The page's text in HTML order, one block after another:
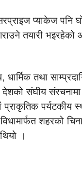
प्याकेज पनि
तयारी
तथा
देशको संघीय
प्राकृतिक पर्यटकीय
शहरको
।